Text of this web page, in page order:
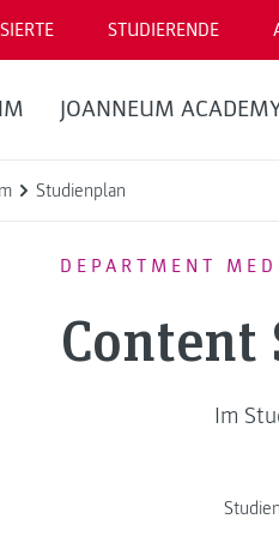
STUDIERENDE
JOANNEUM
Studienplan
DEPARTMENT
Content
Im